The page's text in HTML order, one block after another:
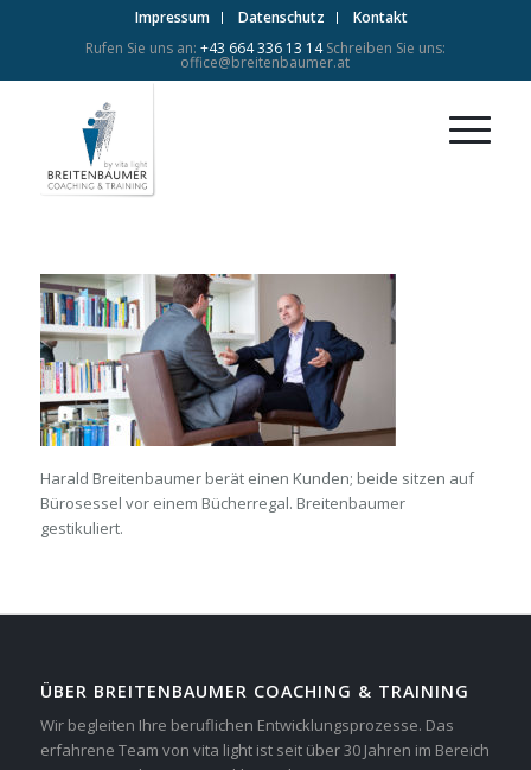
Impressum Datenschutz
Kontakt
Rufen Sie uns an: +43 664 336 13 14Schreiben Sie uns:
office@breitenbaumer.at
Harald Breitenbaumer berät einen Kunden; beide sitzen auf
Bürosessel vor einem Bücherregal. Breitenbaumer
gestikuliert.
ÜBER BREITENBAUMER COACHING & TRAINING
Wir begleiten Ihre beruflichen Entwicklungsprozesse. Das
erfahrene Team von vita light ist seit über 30 Jahren im Bereich